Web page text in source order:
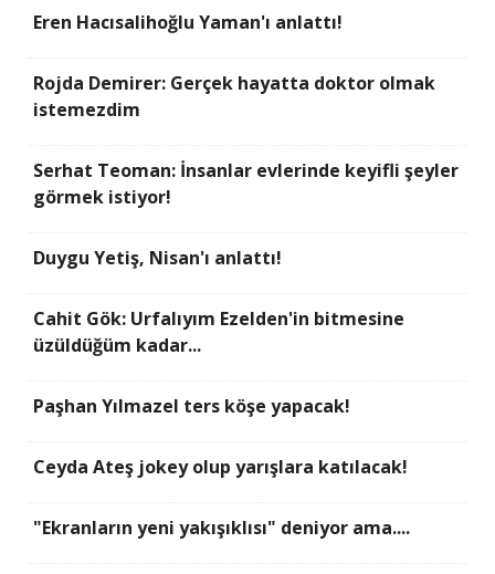
Eren Hacısalihoğlu Yaman'ı anlattı!
Rojda Demirer: Gerçek hayatta doktor olmak
istemezdim
Serhat Teoman: İnsanlar evlerinde keyifli şeyler
görmek istiyor!
Duygu Yetiş, Nisan'ı anlattı!
Cahit Gök: Urfalıyım Ezelden'in bitmesine
üzüldüğüm kadar...
Paşhan Yılmazel ters köşe yapacak!
Ceyda Ateş jokey olup yarışlara katılacak!
"Ekranların yeni yakışıklısı" deniyor ama....